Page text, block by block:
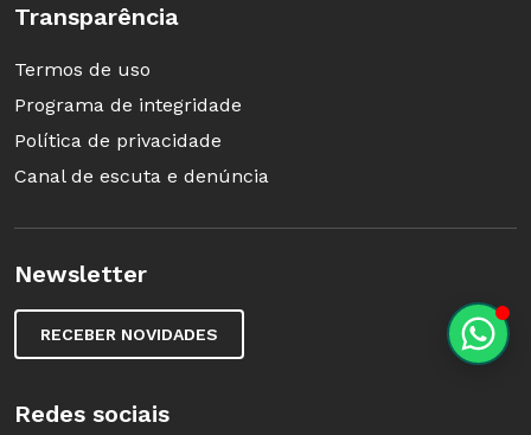
Transparência
Termos de uso
Programa de integridade
Política de privacidade
Canal de escuta e denúncia
Newsletter
RECEBER NOVIDADES
Redes sociais